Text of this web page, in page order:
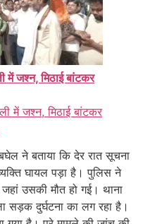
में जश्न, मिठाई बांटकर
में जश्न, मिठाई बांटकर
ने बताया कि देर रात सूचना
घायल पड़ा है। पुलिस ने
उसकी मौत हो गई। थाना
सड़क दुर्घटना का लग रहा है।